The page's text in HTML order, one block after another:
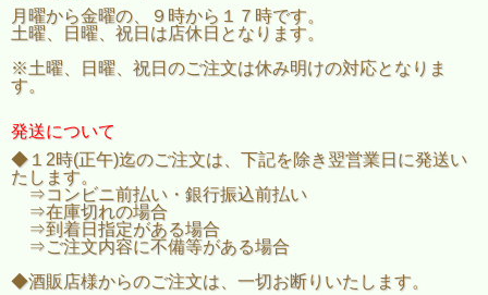
月曜から金曜の、９時から１７時です。
土曜、日曜、祝日は店休日となります。
※土曜、日曜、祝日のご注文は休み明けの対応となりま
す。
発送について
◆１2時(正午)迄のご注文は、下記を除き翌営業日に発送い
たします。
⇒コンビニ前払い・銀行振込前払い
⇒在庫切れの場合
⇒到着日指定がある場合
⇒ご注文内容に不備等がある場合
◆酒販店様からのご注文は、一切お断りいたします。